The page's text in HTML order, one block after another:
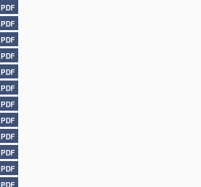
PDF
PDF
PDF
PDF
PDF
PDF
PDF
PDF
PDF
PDF
PDF
PDF